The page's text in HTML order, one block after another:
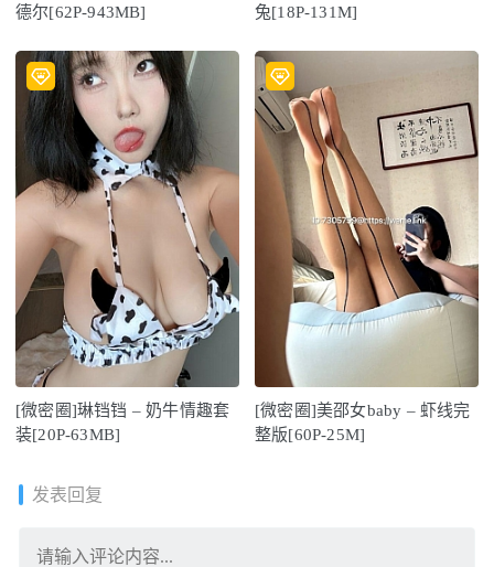
德尔[62P-943MB]
兔[18P-131M]
[微密圈]琳铛铛 – 奶牛情趣套
装[20P-63MB]
[微密圈]美邵女baby – 虾线完
整版[60P-25M]
发表回复